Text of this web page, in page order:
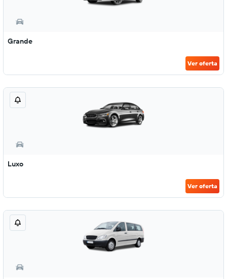
Grande
Ver oferta
Luxo
Ver oferta